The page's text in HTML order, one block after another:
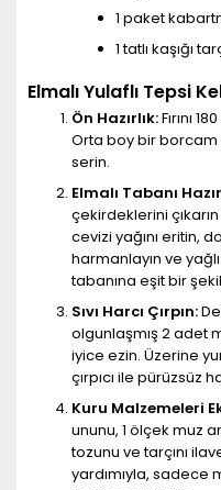
1 paket
1 tatlı kaşığı
Elmalı Yulaflı Tepsi
Ön Hazırlık:Fırını
Orta boy bir borcam
serin.
Elmalı Tabanı
çekirdeklerini
cevizi yağını eritin,
harmanlayın ve
tabanına eşit bir
Sıvı Harcı Çırpın:
olgunlaşmış 2 adet
iyice ezin. Üzerine
çırpıcı ile pürüzsüz
Kuru Malzemeleri
ununu, 1 ölçek muz
tozunu ve tarçını
yardımıyla,